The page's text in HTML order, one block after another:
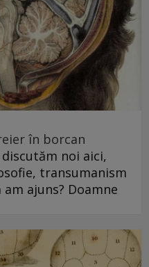
în borcan
discutăm noi aici,
transumanism
ajuns? Doamne